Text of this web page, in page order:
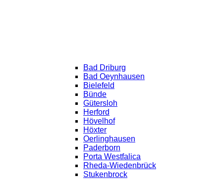
Bad Driburg
Bad Oeynhausen
Bielefeld
Bünde
Gütersloh
Herford
Hövelhof
Höxter
Oerlinghausen
Paderborn
Porta Westfalica
Rheda-Wiedenbrück
Stukenbrock